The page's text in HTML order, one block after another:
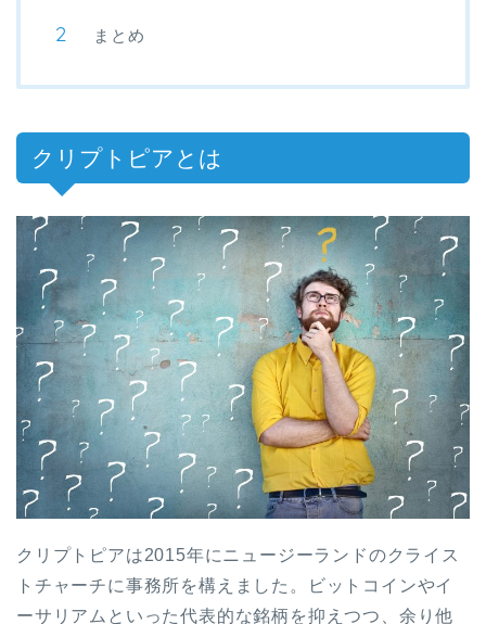
まとめ
クリプトピアとは
クリプトピアは2015年にニュージーランドのクライス
トチャーチに事務所を構えました。ビットコインやイ
ーサリアムといった代表的な銘柄を抑えつつ、余り他